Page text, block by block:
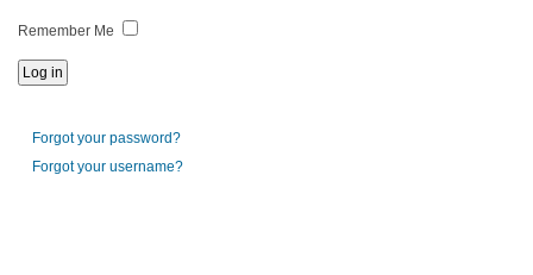
Remember Me
Forgot your password?
Forgot your username?